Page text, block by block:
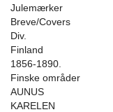
Julemærker
Breve/Covers
Div.
Finland
1856-1890.
Finske områder
AUNUS
KARELEN